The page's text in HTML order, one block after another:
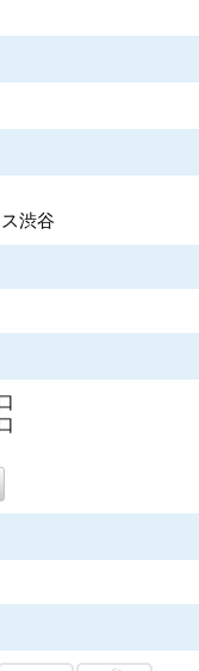
渋谷